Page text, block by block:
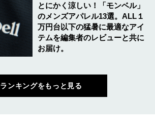
とにかく涼しい！「モンベル」
のメンズアパレル13選。ALL１
万円台以下の猛暑に最適なアイ
テムを編集者のレビューと共に
お届け。
ランキングをもっと見る